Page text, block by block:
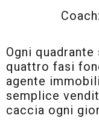
Ogni
quattro fasi
agente
semplice
caccia ogni